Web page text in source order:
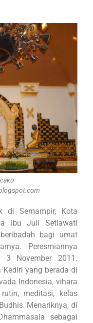
di Semampir, Kota
Ibu Juli Setiawati
bagi umat
Peresmiannya
3 November 2011.
yang berada di
Indonesia, vihara
meditasi, kelas
Menariknya, di
sebagai